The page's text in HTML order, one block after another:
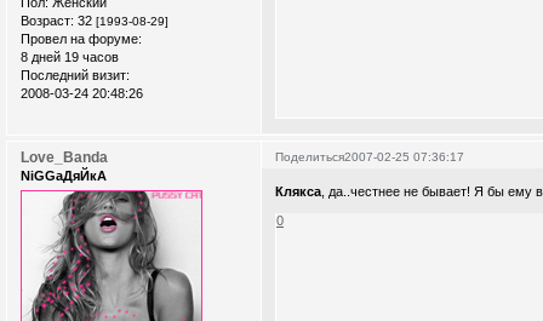
Возраст: 32 [1993-08-29]
Провел на форуме:
8 дней 19 часов
Последний визит:
2008-03-24 20:48:26
Поделиться2007-02-25 07:36:17
Love_Banda
NiGGaДяЙкА
Клякса , да..честнее не бывает! Я бы ему
0